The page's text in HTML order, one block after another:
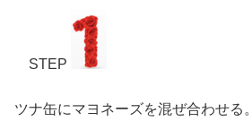
STEP
ツナ缶にマヨネーズを混ぜ合わせる。